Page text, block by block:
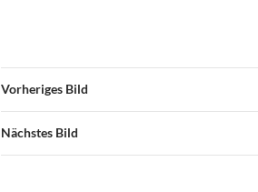
Vorheriges Bild
Nächstes Bild